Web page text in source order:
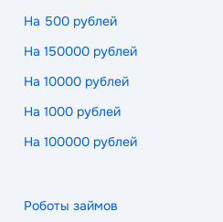
На 500 рублей
На 150000 рублей
На 10000 рублей
На 1000 рублей
На 100000 рублей
Роботы займов